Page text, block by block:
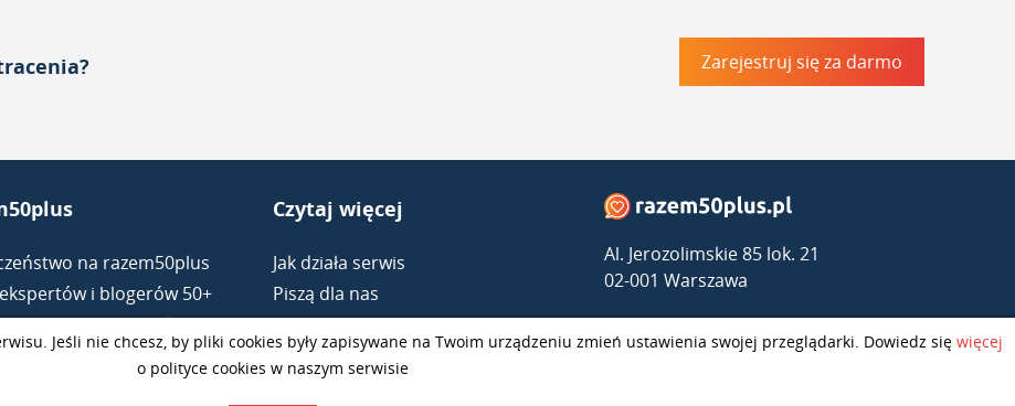
Zarejestruj się za darmo
na razem50plus
i blogerów 50+
na razem50plus
dla dojrzałych
Czytaj więcej
Jak działa serwis
Piszą dla nas
Partnerzy
Regulamin
Polityka prywatności RODO
Al. Jerozolimskie 85 lok. 21
02-001 Warszawa
kontakt@razem50plus.pl
+48 669-047-091
Jeśli nie chcesz, by pliki cookies były zapisywane na Twoim urządzeniu zmień ustawienia swojej przeglądarki. Dowiedz się więcej
o polityce cookies w naszym serwisie